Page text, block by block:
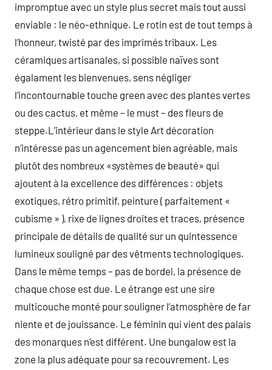
impromptue avec un style plus secret mais tout aussi
enviable : le néo-ethnique. Le rotin est de tout temps à
l’honneur, twisté par des imprimés tribaux. Les
céramiques artisanales, si possible naïves sont
égalament les bienvenues, sens négliger
l’incontournable touche green avec des plantes vertes
ou des cactus, et même – le must – des fleurs de
steppe.L’intérieur dans le style Art décoration
n’intéresse pas un agencement bien agréable, mais
plutôt des nombreux «systèmes de beauté» qui
ajoutent à la excellence des différences : objets
exotiques, rétro primitif, peinture ( parfaitement «
cubisme » ), rixe de lignes droites et traces, présence
principale de détails de qualité sur un quintessence
lumineux souligné par des vêtments technologiques.
Dans le même temps – pas de bordel, la présence de
chaque chose est due. Le étrange est une sire
multicouche monté pour souligner l’atmosphère de far
niente et de jouissance. Le féminin qui vient des palais
des monarques n’est différent. Une bungalow est la
zone la plus adéquate pour sa recouvrement. Les